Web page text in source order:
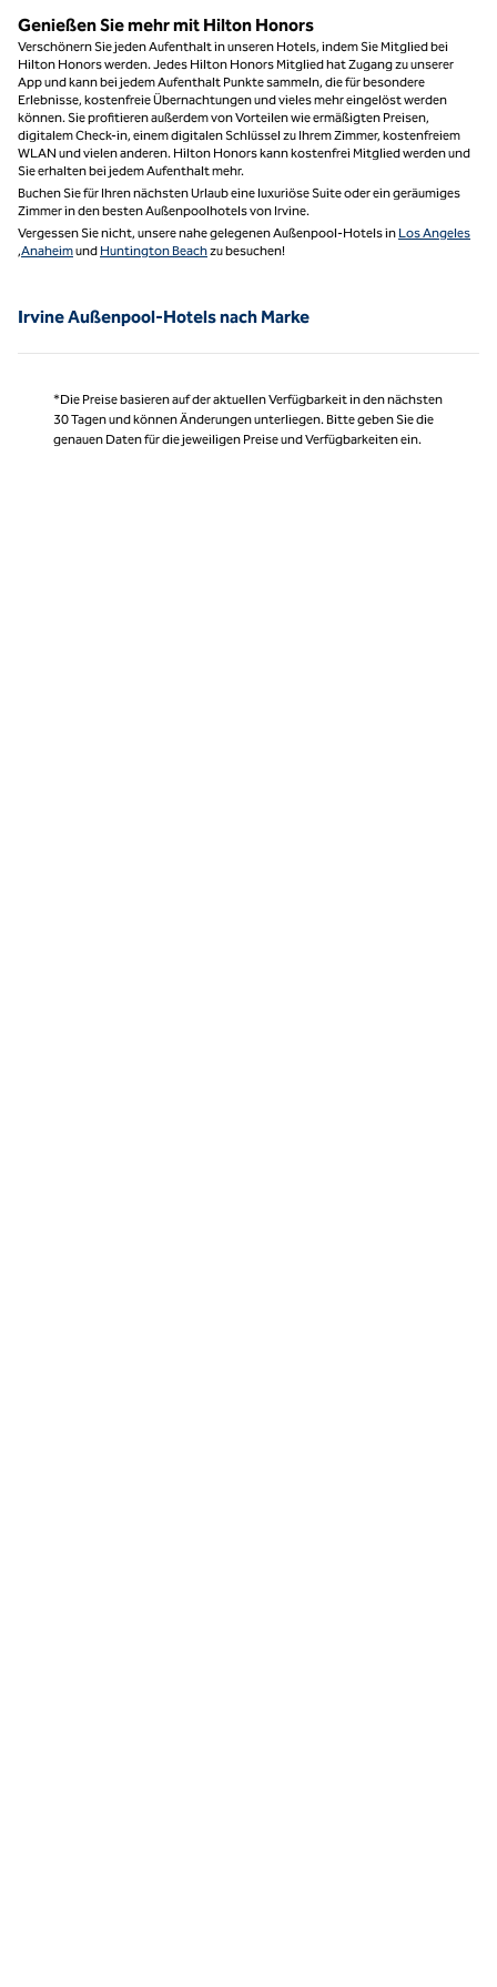
Genießen Sie mehr mit Hilton Honors
Verschönern Sie jeden Aufenthalt in unseren Hotels, indem Sie Mitglied bei
Hilton Honors werden. Jedes Hilton Honors Mitglied hat Zugang zu unserer
App und kann bei jedem Aufenthalt Punkte sammeln, die für besondere
Erlebnisse, kostenfreie Übernachtungen und vieles mehr eingelöst werden
können. Sie profitieren außerdem von Vorteilen wie ermäßigten Preisen,
digitalem Check-in, einem digitalen Schlüssel zu Ihrem Zimmer, kostenfreiem
WLAN und vielen anderen. Hilton Honors kann kostenfrei Mitglied werden und
Sie erhalten bei jedem Aufenthalt mehr.
Buchen Sie für Ihren nächsten Urlaub eine luxuriöse Suite oder ein geräumiges
Zimmer in den besten Außenpoolhotels von Irvine.
Vergessen Sie nicht, unsere nahe gelegenen Außenpool-Hotels in Los Angeles
,Anaheimund Huntington Beachzu besuchen!
Irvine Außenpool-Hotels nach Marke
*Die Preise basieren auf der aktuellen Verfügbarkeit in den nächsten
30 Tagen und können Änderungen unterliegen. Bitte geben Sie die
genauen Daten für die jeweiligen Preise und Verfügbarkeiten ein.